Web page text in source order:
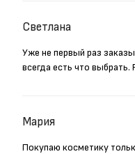
Светлана
Уже не первый раз
всегда есть что
Мария
Покупаю косметику